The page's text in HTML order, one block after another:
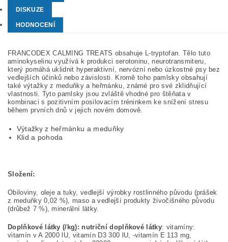
DISKUZE
HODNOCENÍ
FRANCODEX CALMING TREATS obsahuje L-tryptofan. Tělo tuto
aminokyselinu využívá k produkci serotoninu, neurotransmiteru,
který pomáhá uklidnit hyperaktivní, nervózní nebo úzkostné psy bez
vedlejších účinků nebo závislosti. Kromě toho pamlsky obsahují
také výtažky z meduňky a heřmánku, známé pro své zklidňující
vlastnosti. Tyto pamlsky jsou zvláště vhodné pro štěňata v
kombinaci s pozitivním posilovacím tréninkem ke snížení stresu
během prvních dnů v jejich novém domově.
Výtažky z heřmánku a meduňky
Klid a pohoda
Složení:
Obiloviny, oleje a tuky, vedlejší výrobky rostlinného původu (prášek
z meduňky 0,02 %), maso a vedlejší produkty živočišného původu
(drůbež 7 %), minerální látky.
Doplňkové látky (/kg): nutriční doplňkové látky: vitamíny:
vitamín v A 2000 lU, vitamín D3 300 lU, -vitamín E 113 mg,